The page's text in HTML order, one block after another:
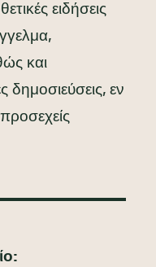
ειδήσεις
και
εν